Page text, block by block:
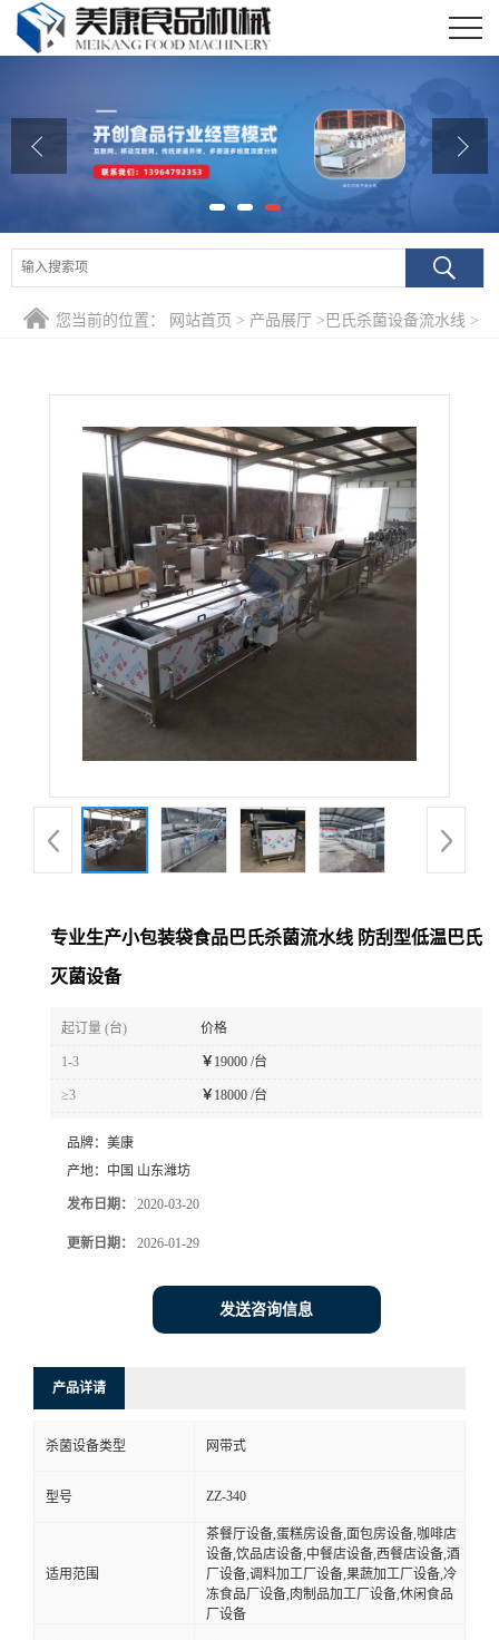
公司介绍
公司动态
产品展厅
联系我们
您当前的位置： 网站首页 > 产品展厅 > 巴氏杀菌设备流水线 >
专业生产小包装袋食品巴氏杀菌流水线 防刮型低温巴氏
灭菌设备
起订量 (台) 价格
1-3 ￥19000 /台
≥3 ￥18000 /台
品牌： 美康
产地： 中国 山东潍坊
发布日期： 2020-03-20
更新日期： 2026-01-29
发送咨询信息
产品详请
杀菌设备类型 网带式
型号 ZZ-340
适用范围
茶餐厅设备,蛋糕房设备,面包房设备,咖啡店
设备,饮品店设备,中餐店设备,西餐店设备,酒
厂设备,调料加工厂设备,果蔬加工厂设备,冷
冻食品厂设备,肉制品加工厂设备,休闲食品
厂设备